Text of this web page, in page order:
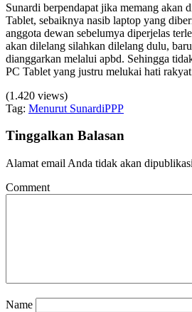
Sunardi berpendapat jika memang akan
Tablet, sebaiknya nasib laptop yang
anggota dewan sebelumya diperjelas
akan dilelang silahkan dilelang dulu,
dianggarkan melalui apbd. Sehingga
PC Tablet yang justru melukai hati
(1.420 views)
Tag: Menurut SunardiPPP
Tinggalkan Balasan
Alamat email Anda tidak akan
Comment
Name